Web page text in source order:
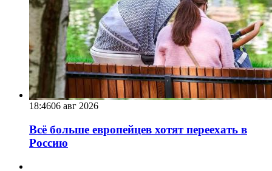
18:4606 авг 2026
Всё больше европейцев хотят переехать в
Россию